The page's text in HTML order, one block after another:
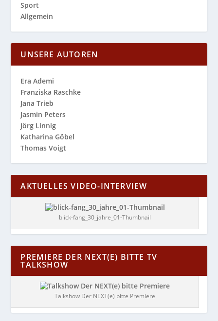
Sport
Allgemein
UNSERE AUTOREN
Era Ademi
Franziska Raschke
Jana Trieb
Jasmin Peters
Jörg Linnig
Katharina Göbel
Thomas Voigt
AKTUELLES VIDEO-INTERVIEW
blick-fang_30_jahre_01-Thumbnail
PREMIERE DER NEXT(E) BITTE TV
TALKSHOW
Talkshow Der NEXT(e) bitte Premiere